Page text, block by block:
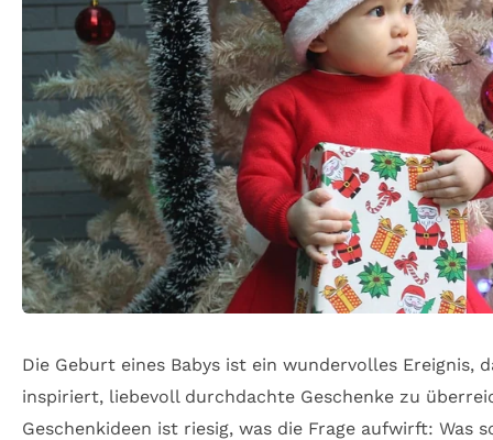
Die Geburt eines Babys ist ein wundervolles Ereignis,
inspiriert, liebevoll durchdachte Geschenke zu
Geschenkideen ist riesig, was die Frage aufwirft: Was